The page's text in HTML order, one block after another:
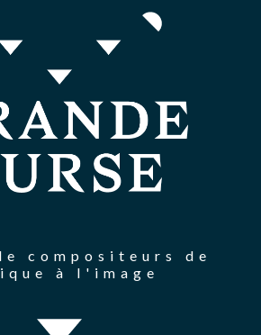
compositeurs de
à l'image